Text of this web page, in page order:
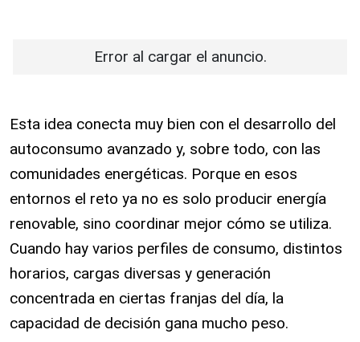
Error al cargar el anuncio.
Esta idea conecta muy bien con el desarrollo del
autoconsumo avanzado y, sobre todo, con las
comunidades energéticas. Porque en esos
entornos el reto ya no es solo producir energía
renovable, sino coordinar mejor cómo se utiliza.
Cuando hay varios perfiles de consumo, distintos
horarios, cargas diversas y generación
concentrada en ciertas franjas del día, la
capacidad de decisión gana mucho peso.